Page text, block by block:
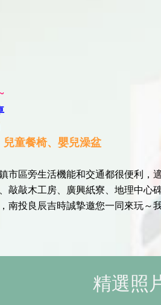
童餐椅、嬰兒澡盆
市區旁生活機能和交通都很便利，
敲敲木工房、廣興紙寮、地理中心
投良辰吉時誠摯邀您一同來玩～
精選照